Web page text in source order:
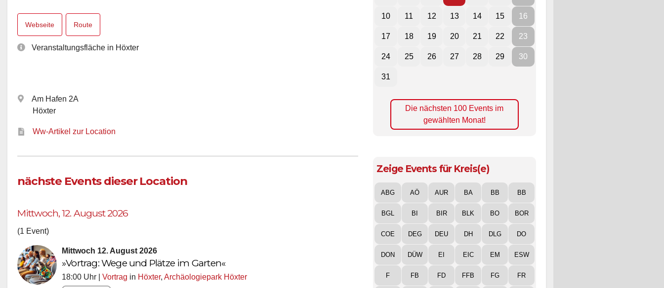
Webseite Route
Veranstaltungsfläche in Höxter
Am Hafen 2A
Höxter
Ww-Artikel zur Location
nächste Events dieser Location
Mittwoch, 12. August 2026
(1 Event)
Mittwoch 12. August 2026
»Vortrag: Wege und Plätze im Garten«
18:00 Uhr | Vortrag in Höxter, Archäologiepark Höxter
10 11 12 13 14 15 16
17 18 19 20 21 22 23
24 25 26 27 28 29 30
31
Die nächsten 100 Events im
gewählten Monat!
Zeige Events für Kreis(e)
ABG AÖ AUR BA BB BB
BGL BI BIR BLK BO BOR
COE DEG DEU DH DLG DO
DON DÜW EI EIC EM ESW
F FB FD FFB FG FR